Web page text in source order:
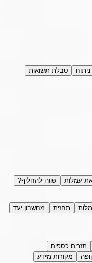
ניתוח טבלת תשואות
עמלות שווה להחליף?
תחזית
מחשבון יעד
תזרים כספים
מקורות מידע